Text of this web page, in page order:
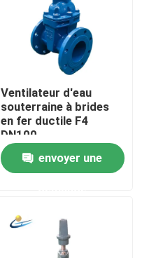
Ventilateur d'eau
souterraine à brides
en fer ductile F4
DN100
envoyer une